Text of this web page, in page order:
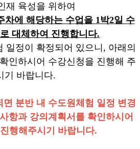
재 육성을 위하여
차에 해당하는 수업을 1 박2일 수
대체하여 진행합니다.
일정이 확정되어 있으니, 아래의
인하시어 수강신청을 진행해 주
기 바랍니다.
분반 내 수도원체험 일정 변경
항과 강의계획서를 확인하시어
행해주시기 바랍니다.